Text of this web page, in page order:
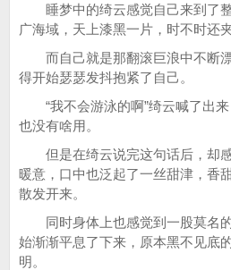
睡梦中的绮云感觉自己来到了
广海域，天上漆黑一片，时不时还
而自己就是那翻滚巨浪中不断漂
得开始瑟瑟发抖抱紧了自己。
“我不会游泳的啊”绮云喊了出来
也没有啥用。
但是在绮云说完这句话后，却感
暖意，口中也泛起了一丝甜津，香
散发开来。
同时身体上也感觉到一股莫名
始渐渐平息了下来，原本黑不见底
明。